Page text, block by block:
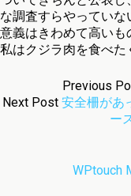
な調査すらやってい
意義はきわめて高い
私はクジラ肉を食べた
Previous
Next Post 安全柵があ
ー
WPtouch